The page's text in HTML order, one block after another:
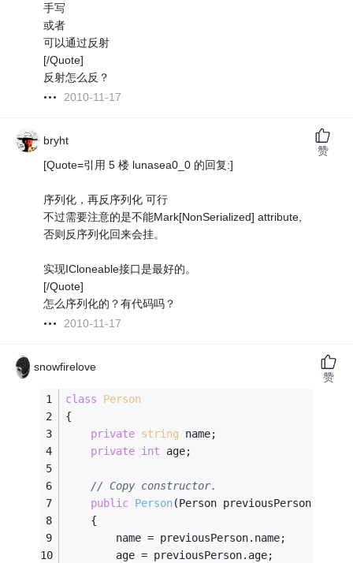
手写
或者
可以通过反射
[/Quote]
反射怎么反？
2010-11-17
bryht
[Quote=引用 5 楼 lunasea0_0 的回复:]
序列化，再反序列化 可行
不过需要注意的是不能Mark[NonSerialized] attribute,
否则反序列化回来会挂。
实现ICloneable接口是最好的。
[/Quote]
怎么序列化的？有代码吗？
2010-11-17
赞
snowfirelove
class
Person
{
private string name;
private int age;
// Copy constructor.
public Person(Person previousPerson)
    {
        name = previousPerson.name;
        age = previousPerson.age;
赞